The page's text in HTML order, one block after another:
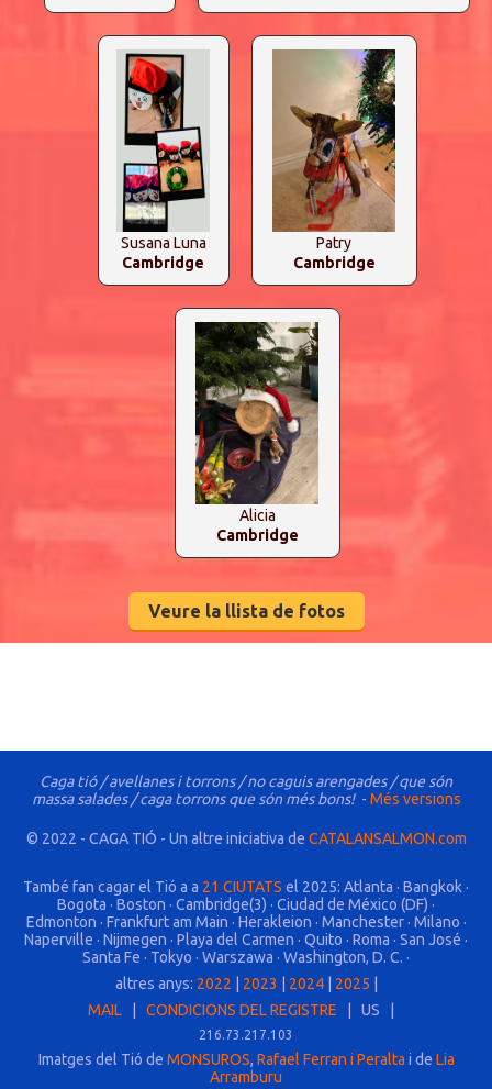
Susana Luna
Cambridge
Patry
Cambridge
Alicia
Cambridge
Veure la llista de fotos
Caga tió / avellanes i torrons / no caguis arengades / que són
massa salades / caga torrons que són més bons!- Més versions
© 2022 - CAGA TIÓ - Un altre iniciativa de CATALANSALMON.com
També fan cagar el Tió a a 21 CIUTATS el 2025: Atlanta · Bangkok ·
Bogota · Boston · Cambridge(3) · Ciudad de México (DF) ·
Edmonton · Frankfurt am Main · Herakleion · Manchester · Milano ·
Naperville · Nijmegen · Playa del Carmen · Quito · Roma · San José ·
Santa Fe · Tokyo · Warszawa · Washington, D. C. ·
altres anys: 2022 2023 2024| 2025
MAIL
CONDICIONS DEL REGISTRE | US |
216.73.217.103
Imatges del Tió de MONSUROS, Rafael Ferran i Peralta i de Lia
Arramburu